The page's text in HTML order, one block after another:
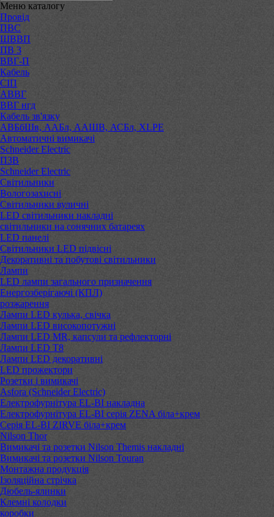
Меню каталогу
Провід
ПВС
ШВВП
ПВ 3
ВВГ-П
Кабель
СІП
АВВГ
ВВГ нгд
Кабель зв'язку
АВБбШв, ААБл, ААШВ, АСБл, XLPE
Автоматичні вимикачі
Schneider Electric
ПЗВ
Schneider Electric
Світильники
Вологозахисні
Світильники вуличні
LED світильники накладні
світильники на сонячних батареях
LED панелі
Світильники LED підвісні
Декоративні та побутові світильники
Лампи
LED лампи загального призначення
Енергозберігаючі (КПЛ)
розжарення
Лампи LED кулька, свічка
Лампи LED високопотужні
Лампи LED MR, капсули та рефлекторні
Лампи LED Т8
Лампи LED декоративні
LED прожектори
Розетки і вимикачі
Asfora (Schneider Electric)
Електрофурнітура EL-BI накладна
Електрофурнітура EL-BI серія ZENA біла+крем
Серія EL-BI ZIRVE біла+крем
Nilson Thor
Вимикачі та розетки Nilson Themis накладні
Вимикачі та розетки Nilson Touran
Монтажна продукція
Ізоляційна стрічка
Дюбель-ялинки
Клемні колодки
коробки